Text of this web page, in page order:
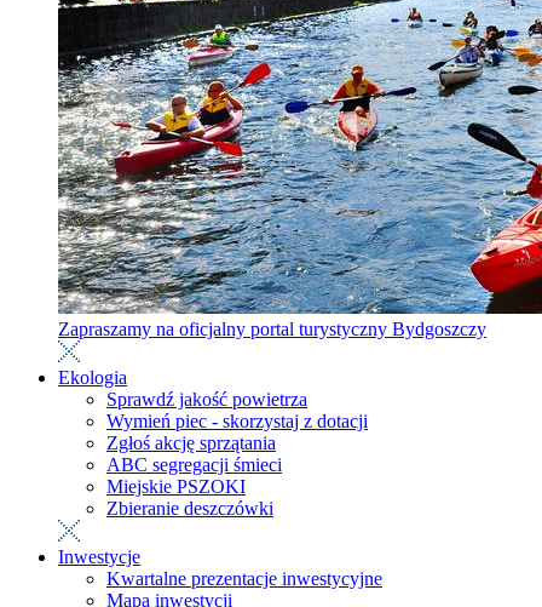
Zapraszamy na oficjalny portal turystyczny Bydgoszczy
Ekologia
Sprawdź jakość powietrza
Wymień piec - skorzystaj z dotacji
Zgłoś akcję sprzątania
ABC segregacji śmieci
Miejskie PSZOKI
Zbieranie deszczówki
Inwestycje
Kwartalne prezentacje inwestycyjne
Mapa inwestycji